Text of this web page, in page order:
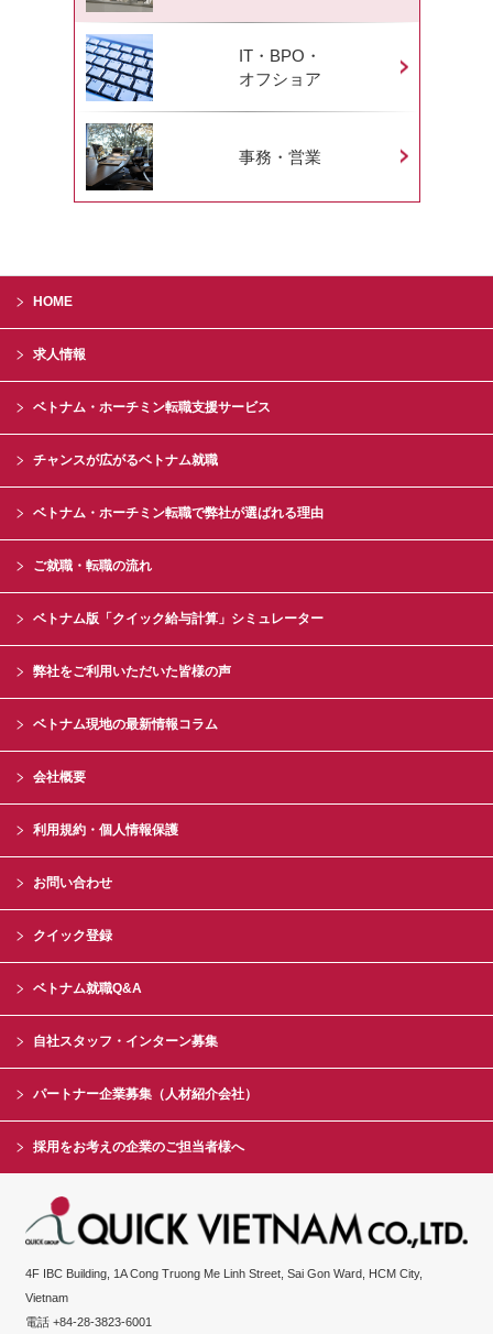
IT・BPO・
オフショア
事務・営業
HOME
求人情報
ベトナム・ホーチミン転職支援サービス
チャンスが広がるベトナム就職
ベトナム・ホーチミン転職で弊社が選ばれる理由
ご就職・転職の流れ
ベトナム版「クイック給与計算」シミュレーター
弊社をご利用いただいた皆様の声
ベトナム現地の最新情報コラム
会社概要
利用規約・個人情報保護
お問い合わせ
クイック登録
ベトナム就職Q&A
自社スタッフ・インターン募集
パートナー企業募集（人材紹介会社）
採用をお考えの企業のご担当者様へ
4F IBC Building, 1A Cong Truong Me Linh Street, Sai Gon Ward, HCM City,
Vietnam
電話 +84-28-3823-6001